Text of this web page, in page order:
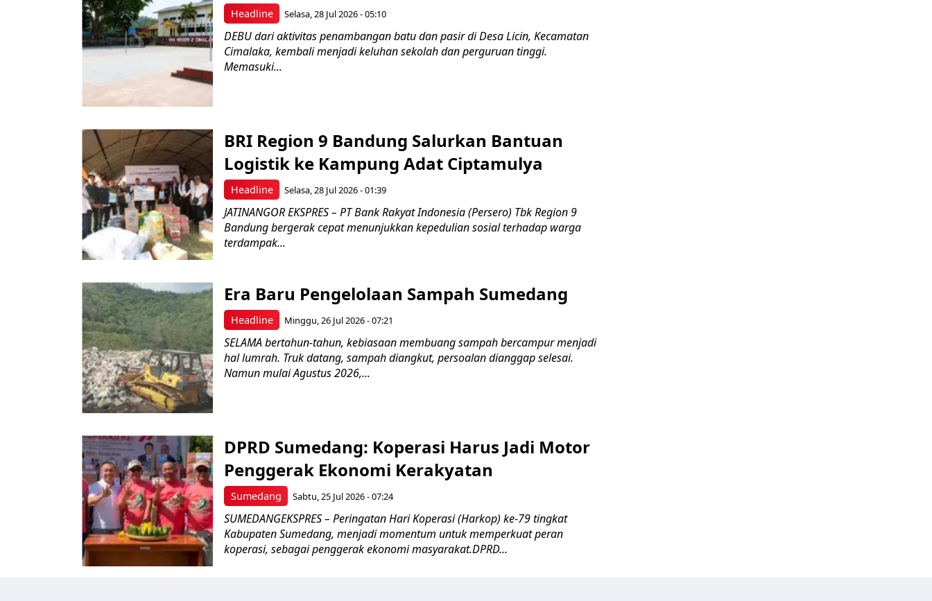
Headline Selasa, 28 Jul 2026 - 05:10
DEBU dari aktivitas penambangan batu dan pasir di Desa Licin, Kecamatan
Cimalaka, kembali menjadi keluhan sekolah dan perguruan tinggi.
Memasuki...
Headline
BRI Region 9 Bandung Salurkan Bantuan
Logistik ke Kampung Adat Ciptamulya
Selasa, 28 Jul 2026 - 01:39
JATINANGOR EKSPRES – PT Bank Rakyat Indonesia (Persero) Tbk Region 9
Bandung bergerak cepat menunjukkan kepedulian sosial terhadap warga
terdampak...
Headline
Era Baru Pengelolaan Sampah Sumedang
Minggu, 26 Jul 2026 - 07:21
SELAMA bertahun-tahun, kebiasaan membuang sampah bercampur menjadi
hal lumrah. Truk datang, sampah diangkut, persoalan dianggap selesai.
Namun mulai Agustus 2026,...
Sumedang
DPRD Sumedang: Koperasi Harus Jadi Motor
Penggerak Ekonomi Kerakyatan
Sabtu, 25 Jul 2026 - 07:24
SUMEDANGEKSPRES – Peringatan Hari Koperasi (Harkop) ke-79 tingkat
Kabupaten Sumedang, menjadi momentum untuk memperkuat peran
koperasi, sebagai penggerak ekonomi masyarakat.DPRD...